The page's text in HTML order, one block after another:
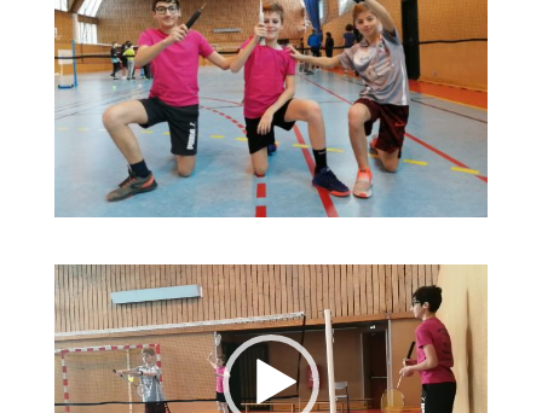
Lecteur
vidéo